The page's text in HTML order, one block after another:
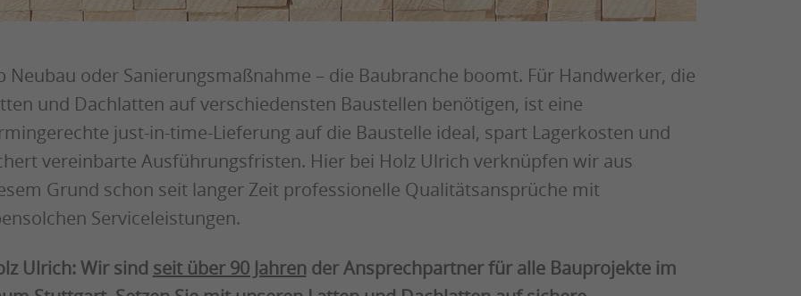
Neubau oder Sanierungsmaßnahme – die Baubranche boomt. Für Handwerker, die
und Dachlatten auf verschiedensten Baustellen benötigen, ist eine
just-in-time-Lieferung auf die Baustelle ideal, spart Lagerkosten und
vereinbarte Ausführungsfristen. Hier bei Holz Ulrich verknüpfen wir aus
Grund schon seit langer Zeit professionelle Qualitätsansprüche mit
Serviceleistungen.
Ulrich: Wir sind seit über 90 Jahrender Ansprechpartner für alle Bauprojekte im